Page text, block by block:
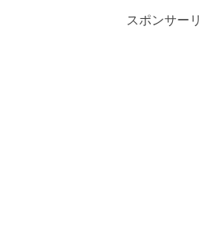
スポンサー